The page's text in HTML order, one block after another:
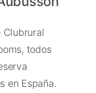
Clubrural
todos
en España.